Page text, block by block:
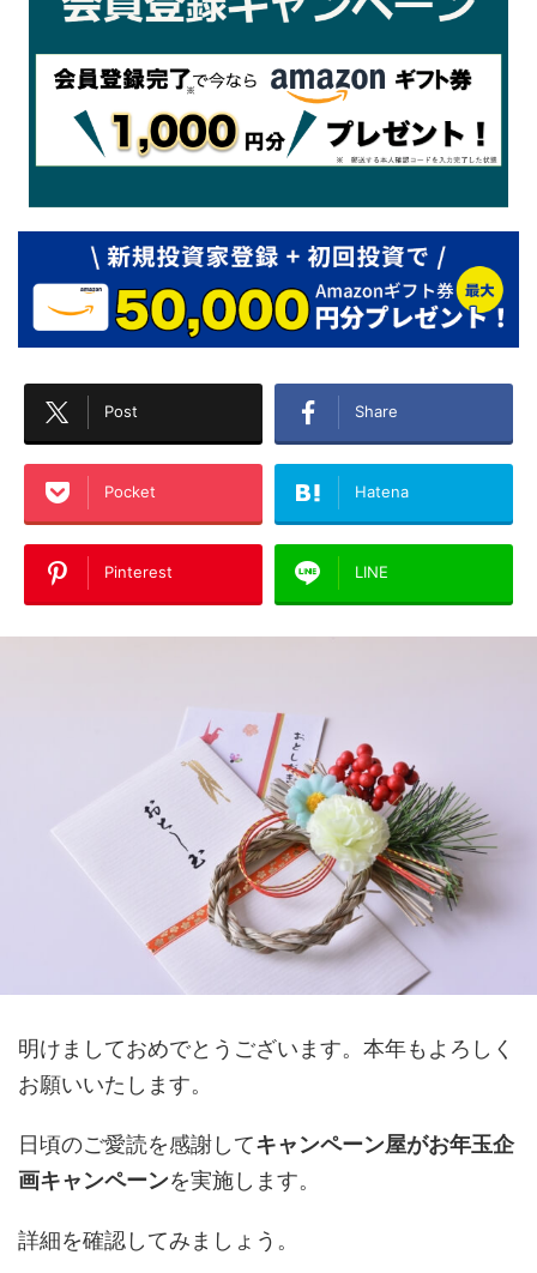
Post Share
Pocket Hatena
Pinterest LINE
明けましておめでとうございます。本年もよろしく
お願いいたします。
日頃のご愛読を感謝してキャンペーン屋がお年玉企
画キャンペーンを実施します。
詳細を確認してみましょう。